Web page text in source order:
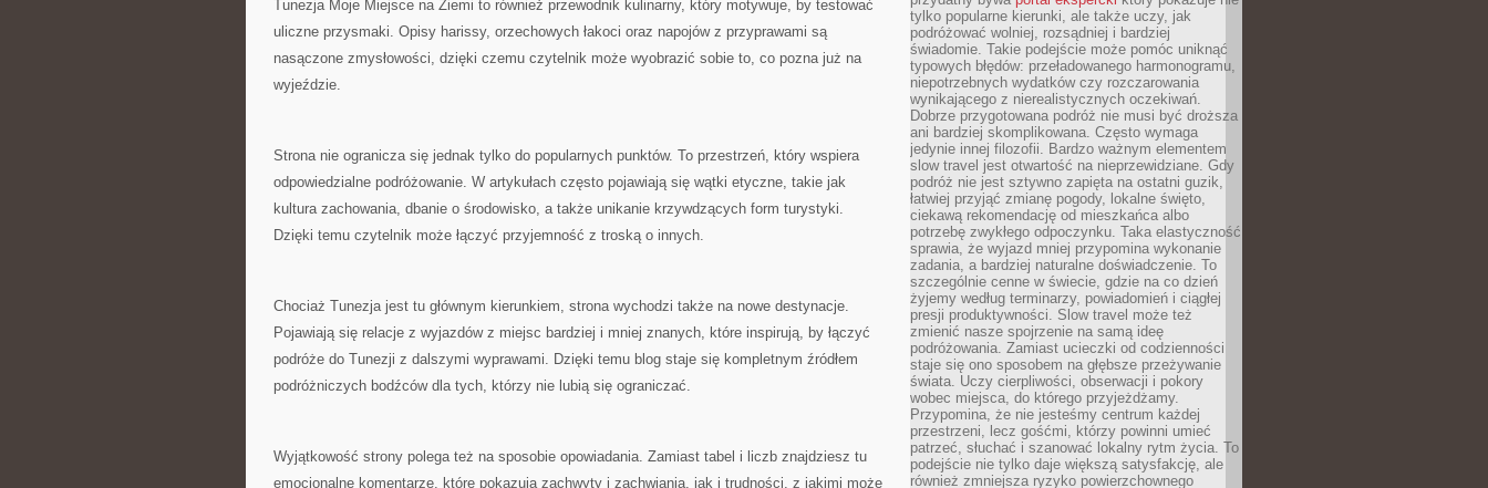
Tunezja Moje Miejsce na Ziemi to również przewodnik kulinarny, który motywuje, by testować
uliczne przysmaki. Opisy harissy, orzechowych łakoci oraz napojów z przyprawami są
nasączone zmysłowości, dzięki czemu czytelnik może wyobrazić sobie to, co pozna już na
wyjeździe.
Strona nie ogranicza się jednak tylko do popularnych punktów. To przestrzeń, który wspiera
odpowiedzialne podróżowanie. W artykułach często pojawiają się wątki etyczne, takie jak
kultura zachowania, dbanie o środowisko, a także unikanie krzywdzących form turystyki.
Dzięki temu czytelnik może łączyć przyjemność z troską o innych.
Chociaż Tunezja jest tu głównym kierunkiem, strona wychodzi także na nowe destynacje.
Pojawiają się relacje z wyjazdów z miejsc bardziej i mniej znanych, które inspirują, by łączyć
podróże do Tunezji z dalszymi wyprawami. Dzięki temu blog staje się kompletnym źródłem
podróżniczych bodźców dla tych, którzy nie lubią się ograniczać.
Wyjątkowość strony polega też na sposobie opowiadania. Zamiast tabel i liczb znajdziesz tu
emocjonalne komentarze, które pokazują zachwyty i zachwiania, jak i trudności, z jakimi może
tylko popularne kierunki, ale także uczy, jak
podróżować wolniej, rozsądniej i bardziej
świadomie. Takie podejście może pomóc uniknąć
typowych błędów: przeładowanego harmonogramu,
niepotrzebnych wydatków czy rozczarowania
wynikającego z nierealistycznych oczekiwań.
Dobrze przygotowana podróż nie musi być droższa
ani bardziej skomplikowana. Często wymaga
jedynie innej filozofii. Bardzo ważnym elementem
slow travel jest otwartość na nieprzewidziane. Gdy
podróż nie jest sztywno zapięta na ostatni guzik,
łatwiej przyjąć zmianę pogody, lokalne święto,
ciekawą rekomendację od mieszkańca albo
potrzebę zwykłego odpoczynku. Taka elastyczność
sprawia, że wyjazd mniej przypomina wykonanie
zadania, a bardziej naturalne doświadczenie. To
szczególnie cenne w świecie, gdzie na co dzień
żyjemy według terminarzy, powiadomień i ciągłej
presji produktywności. Slow travel może też
zmienić nasze spojrzenie na samą ideę
podróżowania. Zamiast ucieczki od codzienności
staje się ono sposobem na głębsze przeżywanie
świata. Uczy cierpliwości, obserwacji i pokory
wobec miejsca, do którego przyjeżdżamy.
Przypomina, że nie jesteśmy centrum każdej
przestrzeni, lecz gośćmi, którzy powinni umieć
patrzeć, słuchać i szanować lokalny rytm życia. To
podejście nie tylko daje większą satysfakcję, ale
również zmniejsza ryzyko powierzchownego